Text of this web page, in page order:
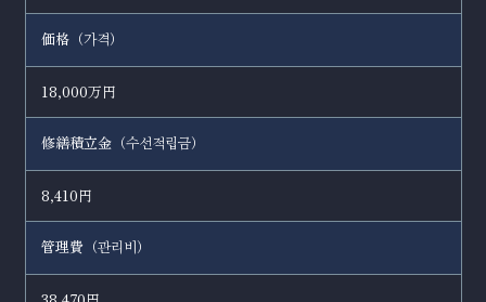
価格（가격）
18,000万円
修繕積立金（수선적립금）
8,410円
管理費（관리비 ）